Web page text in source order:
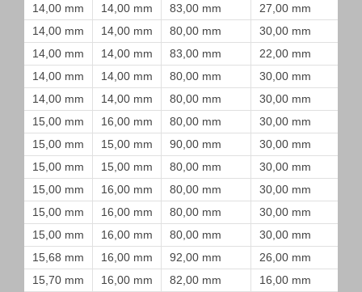
14,00 mm
14,00 mm 83,00 mm
27,00 mm
14,00 mm
14,00 mm 80,00 mm
30,00 mm
14,00 mm
14,00 mm 83,00 mm
22,00 mm
14,00 mm
14,00 mm 80,00 mm
30,00 mm
14,00 mm
14,00 mm 80,00 mm
30,00 mm
15,00 mm
16,00 mm 80,00 mm
30,00 mm
15,00 mm
15,00 mm 90,00 mm
30,00 mm
15,00 mm
15,00 mm 80,00 mm
30,00 mm
15,00 mm
16,00 mm 80,00 mm
30,00 mm
15,00 mm
16,00 mm 80,00 mm
30,00 mm
15,00 mm
16,00 mm 80,00 mm
30,00 mm
15,68 mm
16,00 mm 92,00 mm
26,00 mm
15,70 mm
16,00 mm 82,00 mm 16,00 mm